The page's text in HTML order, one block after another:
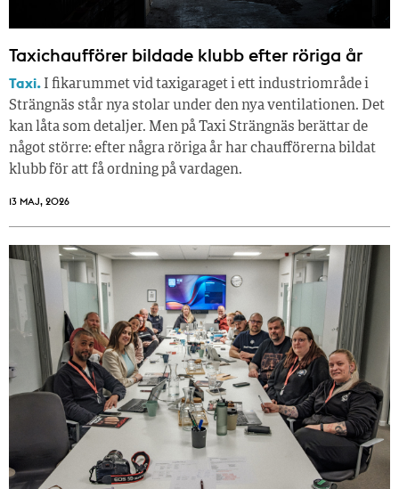
Taxichaufförer bildade klubb efter röriga år
Taxi. I fikarummet vid taxigaraget i ett industriområde i
Strängnäs står nya stolar under den nya ventilationen. Det
kan låta som detaljer. Men på Taxi Strängnäs berättar de
något större: efter några röriga år har chaufförerna bildat
klubb för att få ordning på vardagen.
13 MAJ, 2026